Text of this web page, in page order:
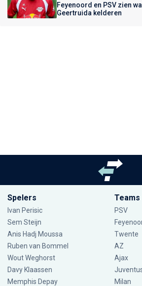
Feyenoord en PSV zien
Geertruida kelderen
Spelers
Ivan Perisic
Sem Steijn
Anis Hadj Moussa
Ruben van Bommel
Wout Weghorst
Davy Klaassen
Memphis Depay
Teams
PSV
Twente
AZ
Ajax
Milan